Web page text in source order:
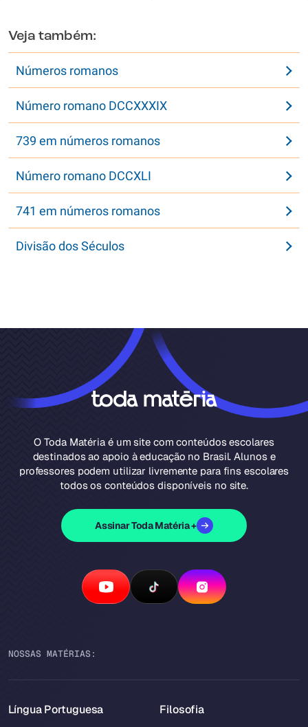
Veja também:
Números romanos
Número romano DCCXXXIX
739 em números romanos
Número romano DCCXLI
741 em números romanos
Divisão dos Séculos
O Toda Matéria é um site com conteúdos escolares
destinados ao apoio à educação no Brasil. Alunos e
professores podem utilizar livremente para fins escolares
todos os conteúdos disponíveis no site.
Assinar Toda Matéria +
NOSSAS MATÉRIAS:
Língua Portuguesa Filosofia